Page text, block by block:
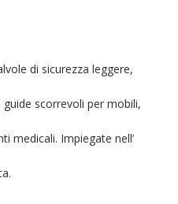
di sicurezza leggere,
scorrevoli per mobili,
medicali. Impiegate nell’